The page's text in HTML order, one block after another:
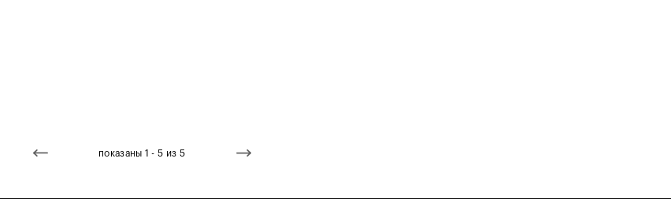
показаны 1 - 5 из 5